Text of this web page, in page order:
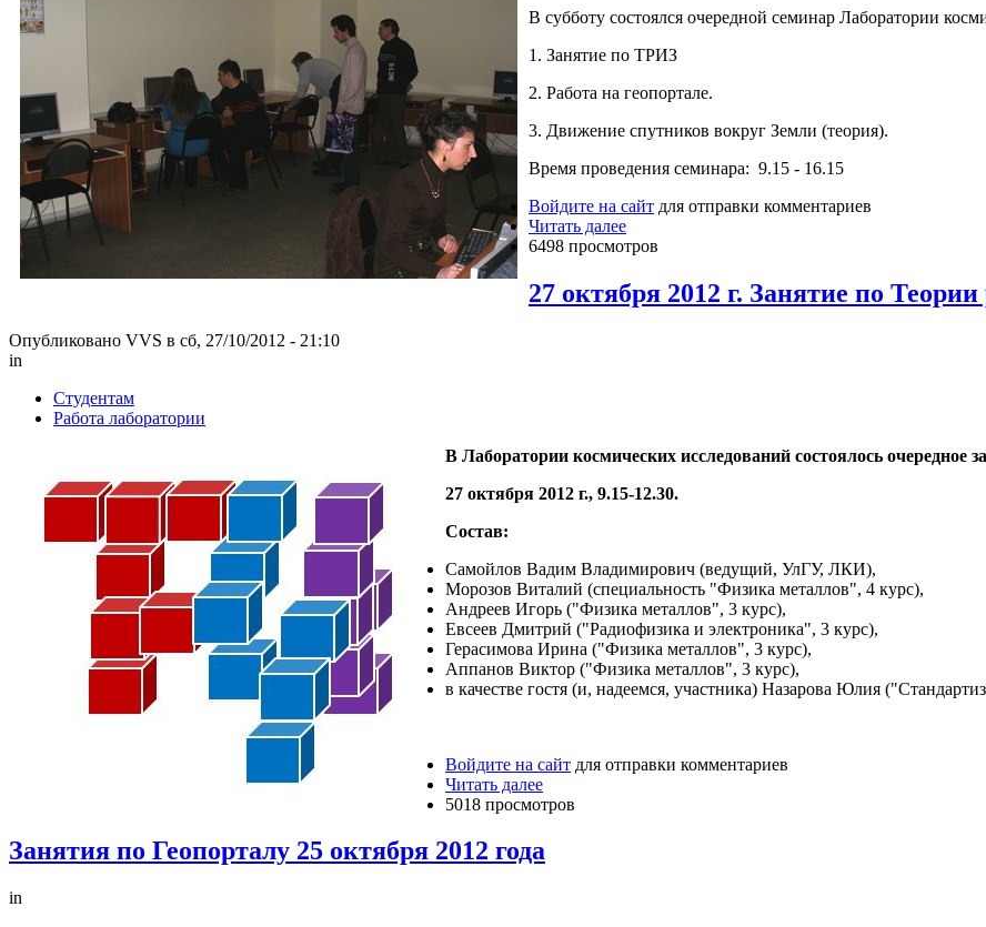
В субботу состоялся очередной семинар Лаборатории
1. Занятие по ТРИЗ
2. Работа на геопортале.
3. Движение спутников вокруг Земли (теория).
Время проведения семинара: 9.15 - 16.15
Войдите на сайт для отправки комментариев
Читать далее
6498 просмотров
27 октября 2012 г. Занятие по
Опубликовано VVS в сб, 27/10/2012 - 21:10
in
Студентам
Работа лаборатории
В Лаборатории космических исследований состоялось очередное
27 октября 2012 г., 9.15-12.30.
Состав:
Самойлов Вадим Владимирович (ведущий, УлГУ, ЛКИ),
Морозов Виталий (специальность "Физика металлов", 4 курс),
Андреев Игорь ("Физика металлов", 3 курс),
Евсеев Дмитрий ("Радиофизика и электроника", 3 курс),
Герасимова Ирина ("Физика металлов", 3 курс),
Аппанов Виктор ("Физика металлов", 3 курс),
в качестве гостя (и, надеемся, участника) Назарова Юлия
Войдите на сайт для отправки комментариев
Читать далее
5018 просмотров
Занятия по Геопорталу 25 октября 2012 года
in